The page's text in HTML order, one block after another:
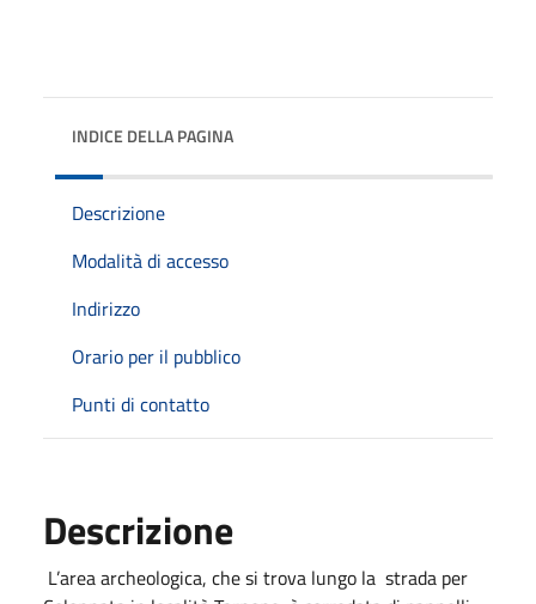
INDICE DELLA PAGINA
Descrizione
Modalità di accesso
Indirizzo
Orario per il pubblico
Punti di contatto
Descrizione
L’area archeologica, che si trova lungo la strada per